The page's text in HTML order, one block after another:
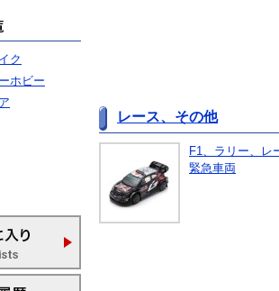
レース、その他
F1、ラリー、レ
緊急車両
ク
ホビー